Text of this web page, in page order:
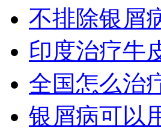
不排除银屑
印度治疗牛
全国怎么治
银屑病可以